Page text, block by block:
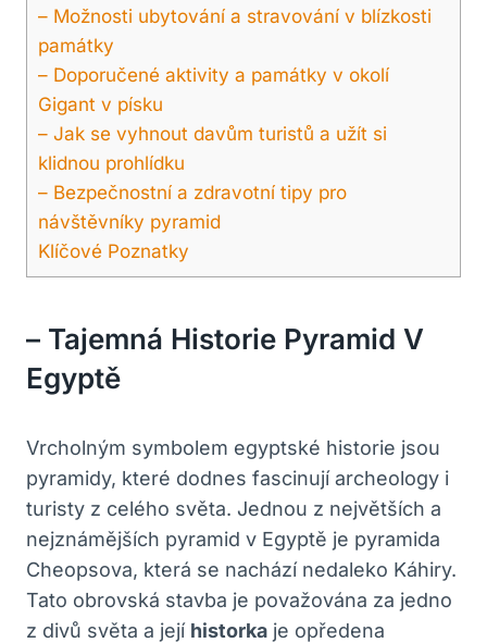
– Možnosti ubytování a stravování v blízkosti
památky
– Doporučené aktivity a památky v okolí
Gigant v písku
– Jak se vyhnout davům turistů a užít si
klidnou prohlídku
– Bezpečnostní a zdravotní tipy pro
návštěvníky pyramid
Klíčové Poznatky
– Tajemná Historie Pyramid V
Egyptě
Vrcholným symbolem egyptské historie jsou
pyramidy, které dodnes fascinují archeology i
turisty z celého světa. Jednou z největších a
nejznámějších pyramid v Egyptě je pyramida
Cheopsova, která se nachází nedaleko Káhiry.
Tato obrovská stavba je považována za jedno
z divů světa a její historka je opředena